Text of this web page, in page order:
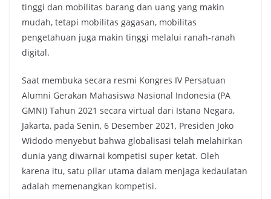
tinggi dan mobilitas barang dan uang yang makin
mudah, tetapi mobilitas gagasan, mobilitas
pengetahuan juga makin tinggi melalui ranah-ranah
digital.
Saat membuka secara resmi Kongres IV Persatuan
Alumni Gerakan Mahasiswa Nasional Indonesia (PA
GMNI) Tahun 2021 secara virtual dari Istana Negara,
Jakarta, pada Senin, 6 Desember 2021, Presiden Joko
Widodo menyebut bahwa globalisasi telah melahirkan
dunia yang diwarnai kompetisi super ketat. Oleh
karena itu, satu pilar utama dalam menjaga kedaulatan
adalah memenangkan kompetisi.